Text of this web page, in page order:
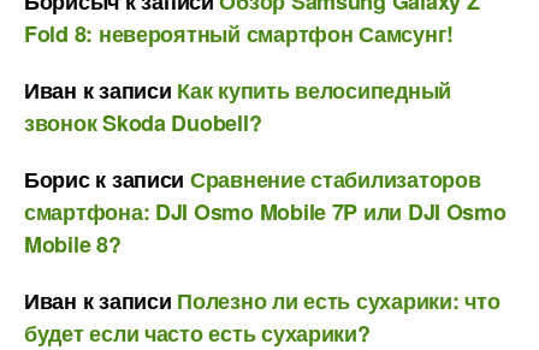
Fold 8: невероятный смартфон Самсунг!
Иван к записи Как купить велосипедный
звонок Skoda Duobell?
Бориск записи Сравнение стабилизаторов
смартфона: DJI Osmo Mobile 7P или DJI Osmo
Mobile 8?
Иван к записи Полезно ли есть сухарики: что
будет если часто есть сухарики?